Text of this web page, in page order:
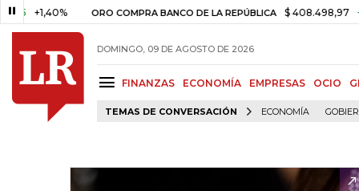
+1,40% ORO COMPRA BANCO DE LA REPÚBLICA $ 408.498,97 +$
DOMINGO, 09 DE AGOSTO DE 2026
FINANZAS ECONOMÍA EMPRESAS OCIO
TEMAS DE CONVERSACIÓN ECONOMÍA